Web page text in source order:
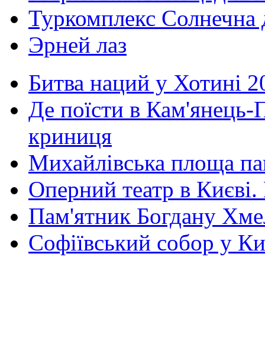
Туркомплекс Солнечна
Эрней лаз
Битва наций у Хотині
Де поїсти в Кам'янець-
криниця
Михайлівська площа
Оперний театр в
Пам'ятник Богдану
Софіївський собор у